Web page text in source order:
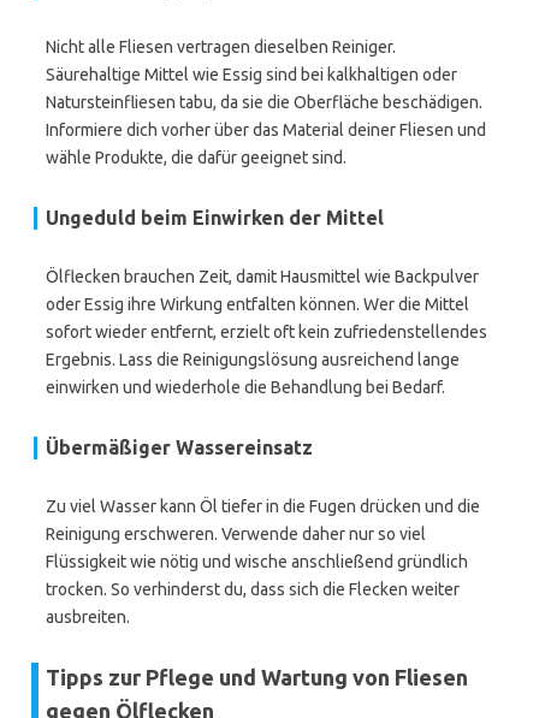
Nicht alle Fliesen vertragen dieselben Reiniger.
Säurehaltige Mittel wie Essig sind bei kalkhaltigen oder
Natursteinfliesen tabu, da sie die Oberfläche beschädigen.
Informiere dich vorher über das Material deiner Fliesen und
wähle Produkte, die dafür geeignet sind.
Ungeduld beim Einwirken der Mittel
Ölflecken brauchen Zeit, damit Hausmittel wie Backpulver
oder Essig ihre Wirkung entfalten können. Wer die Mittel
sofort wieder entfernt, erzielt oft kein zufriedenstellendes
Ergebnis. Lass die Reinigungslösung ausreichend lange
einwirken und wiederhole die Behandlung bei Bedarf.
Übermäßiger Wassereinsatz
Zu viel Wasser kann Öl tiefer in die Fugen drücken und die
Reinigung erschweren. Verwende daher nur so viel
Flüssigkeit wie nötig und wische anschließend gründlich
trocken. So verhinderst du, dass sich die Flecken weiter
ausbreiten.
Tipps zur Pflege und Wartung von Fliesen
gegen Ölflecken